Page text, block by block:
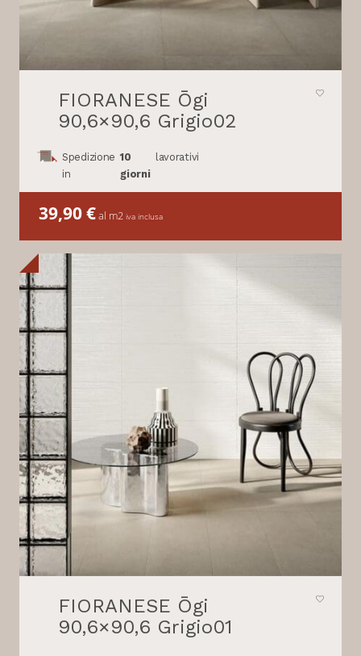
FIORANESE Ōgi
90,6×90,6 Grigio02
Spedizione
in
10
giorni
lavorativi
39,90€al m2 iva inclusa
FIORANESE Ōgi
90,6×90,6 Grigio01